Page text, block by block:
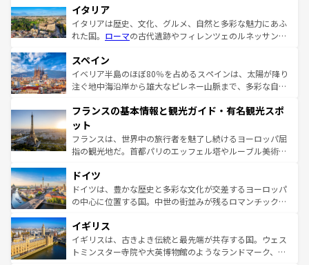
イタリア
イタリアは歴史、文化、グルメ、自然と多彩な魅力にあふ
れた国。 ローマの古代遺跡やフィレンツェのルネッサンス
ろん、トスカーナの美しい田園風景やアマルフィ海岸の絶
景など、自然景観も見逃せない。観光の合間には、本場の
ピザやパスタなど、絶品のイタリア料理を堪能することも
ませてくれるイタリアで、忘れられない旅をしてみよう！
なお、新着のイタリア情報は
しい。
スペイン
イベリア半島のほぼ80％を占めるスペインは、太陽が降り
注ぐ地中海沿岸から雄大なピレネー山脈まで、多彩な自然
文化が根付くこの国では、情熱的なフラメンコ、熱気あふ
れる闘牛、そして美味しいタパスが生活の一部となってい
る。首都マドリードの洗練された雰囲気や、バルセロナの
アートに溢れた街角から、地方では古代ローマ遺跡や中世
せる。地方によって風土や気候が異なるスペインはその個
性で訪れる人を魅了する。 なお、新着のスペイン情報は コ
ンテンツ一覧を参照してほしい。
フランスの基本情報と観光ガイド・有名観光スポ
ット
フランスは、世界中の旅行者を魅了し続けるヨーロッパ屈
指の観光地だ。首都パリのエッフェル塔やルーブル美術館
で、幅広い魅力が詰まっている。華麗な宮殿、歴史的な大
聖堂、美しいビーチ、そして豊かな自然が、訪れる者を心
から魅了する。また、フランスは美食の国としても知ら
いる。シャンパンの発祥地であるランス、プロヴァンスの
香り高いラベンダー畑など、多彩な楽しみ方が可能だ。さ
らに、パリ以外の地域にも魅力が溢れており、どの街角に
ドイツ
ドイツは、豊かな歴史と多彩な文化が交差するヨーロッパ
の中心に位置する国。中世の街並みが残るロマンチック街
顔を持つこの国は、どこを歩いても飽きることがない。ベ
ルリンの文化的活気、バイエルン州のアルプスの絶景、そ
してライン川沿いのワイン畑といった風景は必見。ビール
イギリス
イギリスは、古きよき伝統と最先端が共存する国。ウェス
トミンスター寺院や大英博物館のようなランドマーク、歴